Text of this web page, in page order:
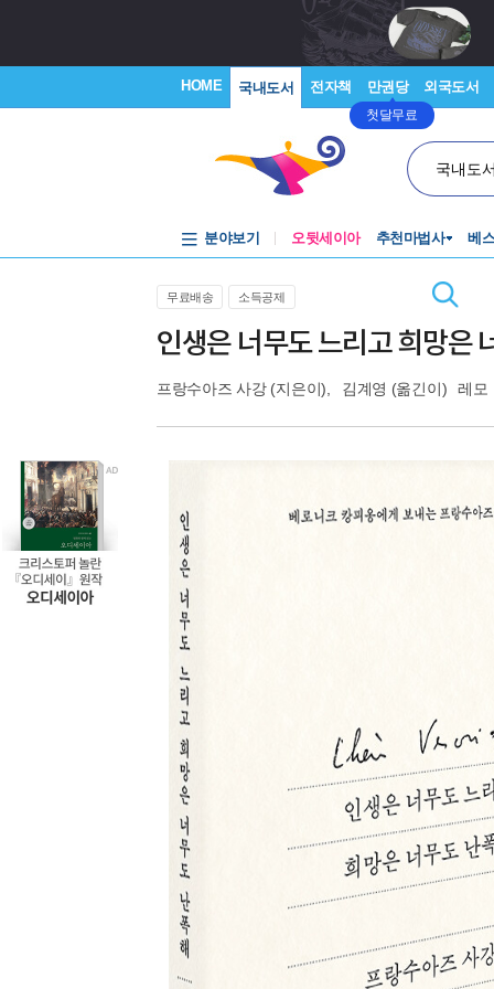
HOME 국내도서 전자책 만권당
첫달무료
외국도서
국내도
분야보기 오뒷세이아 추천마법사 베
무료배송 소득공제
인생은 너무도 느리고 희망은
프랑수아즈 사강(지은이), 김계영 (옮긴이) 레모